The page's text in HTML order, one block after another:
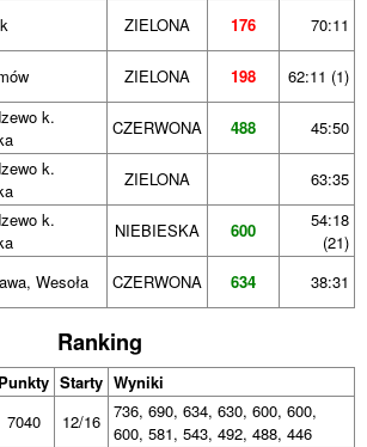
ZIELONA 176 70:11
ZIELONA 198 62:11 (1)
k.
CZERWONA 488 45:50
k.
ZIELONA 63:35
k.
NIEBIESKA 600
54:18
(21)
Wesoła CZERWONA 634 38:31
Ranking
Punkty Starty Wyniki
7040 12/16 736, 690, 634, 630, 600, 600,
600, 581, 543, 492, 488, 446